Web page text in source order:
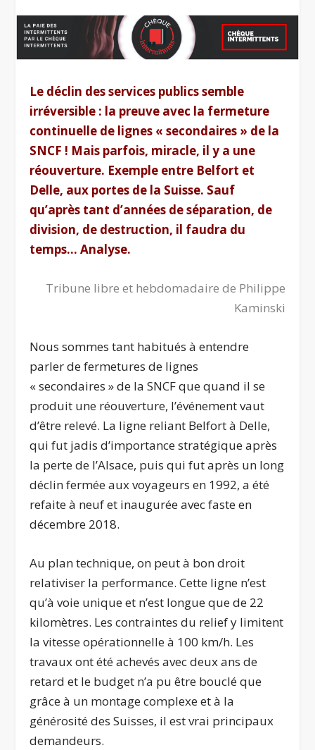
Le déclin des services publics semble
irréversible : la preuve avec la fermeture
continuelle de lignes « secondaires » de la
SNCF ! Mais parfois, miracle, il y a une
réouverture. Exemple entre Belfort et
Delle, aux portes de la Suisse. Sauf
qu’après tant d’années de séparation, de
division, de destruction, il faudra du
temps… Analyse.
Tribune libre et hebdomadaire de Philippe
Kaminski
Nous sommes tant habitués à entendre
parler de fermetures de lignes
« secondaires » de la SNCF que quand il se
produit une réouverture, l’événement vaut
d’être relevé. La ligne reliant Belfort à Delle,
qui fut jadis d’importance stratégique après
la perte de l’Alsace, puis qui fut après un long
déclin fermée aux voyageurs en 1992, a été
refaite à neuf et inaugurée avec faste en
décembre 2018.
Au plan technique, on peut à bon droit
relativiser la performance. Cette ligne n’est
qu’à voie unique et n’est longue que de 22
kilomètres. Les contraintes du relief y limitent
la vitesse opérationnelle à 100 km/h. Les
travaux ont été achevés avec deux ans de
retard et le budget n’a pu être bouclé que
grâce à un montage complexe et à la
générosité des Suisses, il est vrai principaux
demandeurs.